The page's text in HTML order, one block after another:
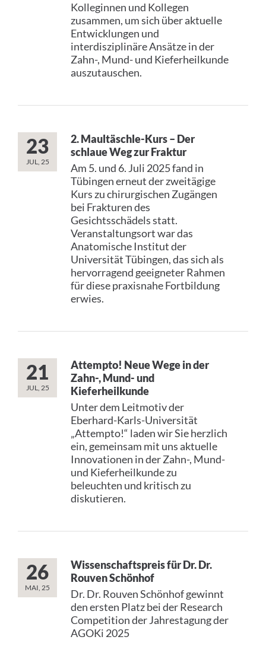
Kolleginnen und Kollegen
zusammen, um sich über aktuelle
Entwicklungen und
interdisziplinäre Ansätze in der
Zahn-, Mund- und Kieferheilkunde
auszutauschen.
23
JUL, 25
2. Maultäschle-Kurs – Der
schlaue Weg zur Fraktur
Am 5. und 6. Juli 2025 fand in
Tübingen erneut der zweitägige
Kurs zu chirurgischen Zugängen
bei Frakturen des
Gesichtsschädels statt.
Veranstaltungsort war das
Anatomische Institut der
Universität Tübingen, das sich als
hervorragend geeigneter Rahmen
für diese praxisnahe Fortbildung
erwies.
21
JUL, 25
Attempto! Neue Wege in der
Zahn-, Mund- und
Kieferheilkunde
Unter dem Leitmotiv der
Eberhard-Karls-Universität
„Attempto!“ laden wir Sie herzlich
ein, gemeinsam mit uns aktuelle
Innovationen in der Zahn-, Mund-
und Kieferheilkunde zu
beleuchten und kritisch zu
diskutieren.
26
MAI, 25
Wissenschaftspreis für Dr. Dr.
Rouven Schönhof
Dr. Dr. Rouven Schönhof gewinnt
den ersten Platz bei der Research
Competition der Jahrestagung der
AGOKi 2025